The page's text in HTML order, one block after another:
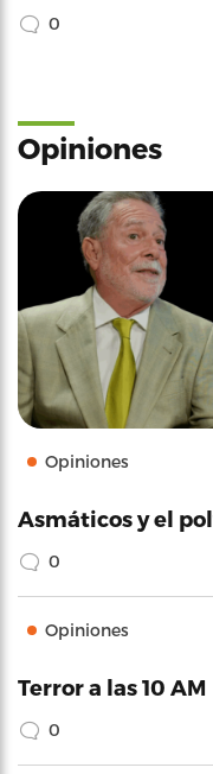
0
Opiniones
Opiniones
Asmáticos y el
0
Opiniones
Terror a las 10 AM
0